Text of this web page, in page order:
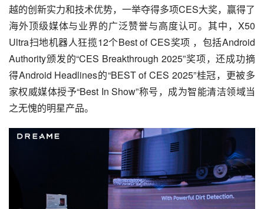
越的创新实力和技术优势，一举夺得多项CES大奖，赢得了
海外顶级媒体与业界的广泛赞誉与高度认可。其中，X50
Ultra扫地机器人狂揽12个Best of CES奖项 ，包括Android
Authority颁发的“CES Breakthrough 2025”奖项，还成功摘
得Android Headlines的“BEST of CES 2025”桂冠，更被多
家权威媒体授予“Best In Show”称号，成为智能清洁领域当
之无愧的明星产品。